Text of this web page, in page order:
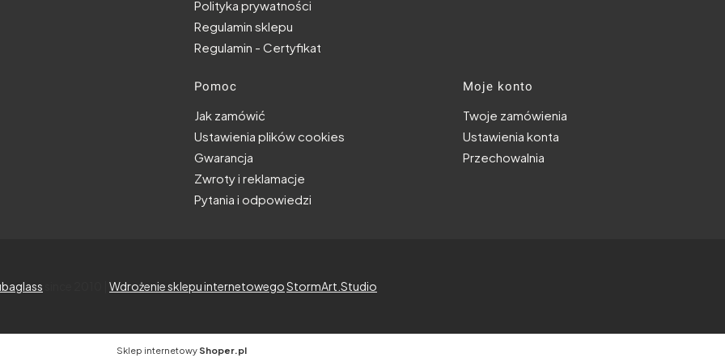
Polityka prywatności
Regulamin sklepu
Regulamin - Certyfikat
Pomoc
Jak zamówić
Ustawienia plików cookies
Gwarancja
Zwroty i reklamacje
Pytania i odpowiedzi
Moje konto
Twoje zamówienia
Ustawienia konta
Przechowalnia
Wdrożenie sklepu internetowegoStormArt.Studio
Sklep internetowy Shoper.pl